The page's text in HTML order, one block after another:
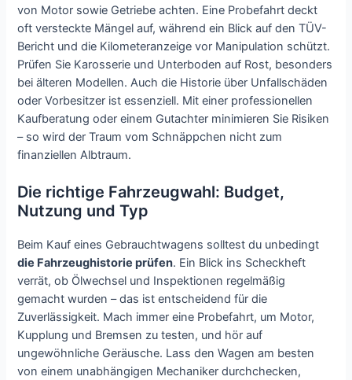
von Motor sowie Getriebe achten. Eine Probefahrt deckt
oft versteckte Mängel auf, während ein Blick auf den TÜV-
Bericht und die Kilometeranzeige vor Manipulation schützt.
Prüfen Sie Karosserie und Unterboden auf Rost, besonders
bei älteren Modellen. Auch die Historie über Unfallschäden
oder Vorbesitzer ist essenziell. Mit einer professionellen
Kaufberatung oder einem Gutachter minimieren Sie Risiken
– so wird der Traum vom Schnäppchen nicht zum
finanziellen Albtraum.
Die richtige Fahrzeugwahl: Budget,
Nutzung und Typ
Beim Kauf eines Gebrauchtwagens solltest du unbedingt
die Fahrzeughistorie prüfen. Ein Blick ins Scheckheft
verrät, ob Ölwechsel und Inspektionen regelmäßig
gemacht wurden – das ist entscheidend für die
Zuverlässigkeit. Mach immer eine Probefahrt, um Motor,
Kupplung und Bremsen zu testen, und hör auf
ungewöhnliche Geräusche. Lass den Wagen am besten
von einem unabhängigen Mechaniker durchchecken,